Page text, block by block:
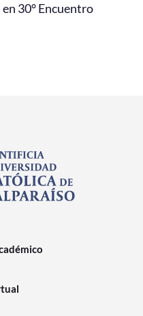
30° Encuentro